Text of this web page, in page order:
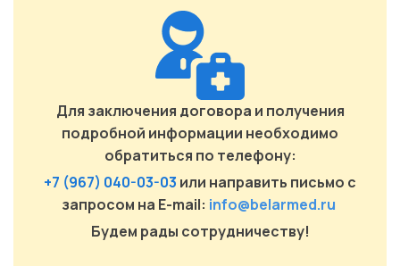
Для заключения договора и получения
подробной информации необходимо
обратиться по телефону:
+7 (967) 040-03-03 или направить письмо с
запросом на E-mail: info@belarmed.ru
Будем рады сотрудничеству!